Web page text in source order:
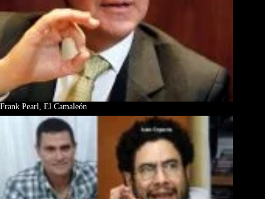
Frank Pearl, El Camaleón